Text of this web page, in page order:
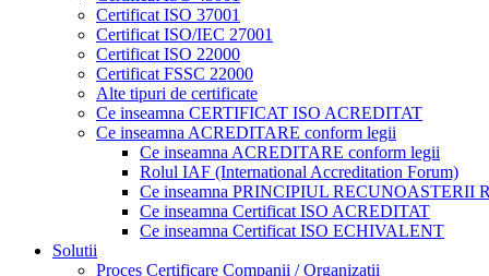
Certificat ISO 37001
Certificat ISO/IEC 27001
Certificat ISO 22000
Certificat FSSC 22000
Alte tipuri de certificate
Ce inseamna CERTIFICAT ISO ACREDITAT
Ce inseamna ACREDITARE conform legii
Ce inseamna ACREDITARE conform legii
Rolul IAF (International Accreditation Forum)
Ce inseamna PRINCIPIUL RECUNOASTERII
Ce inseamna Certificat ISO ACREDITAT
Ce inseamna Certificat ISO ECHIVALENT
Solutii
Proces Certificare Companii / Organizatii